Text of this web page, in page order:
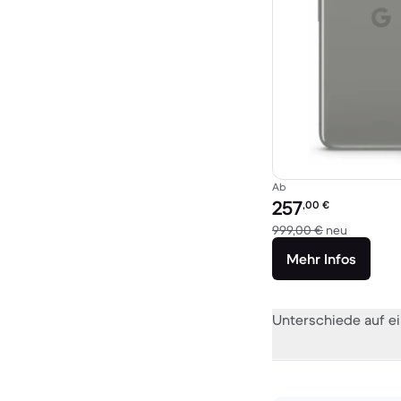
Ab
Preis des erneuerten
257,00 €
999,00 € neu
Mehr Infos
Unterschiede auf